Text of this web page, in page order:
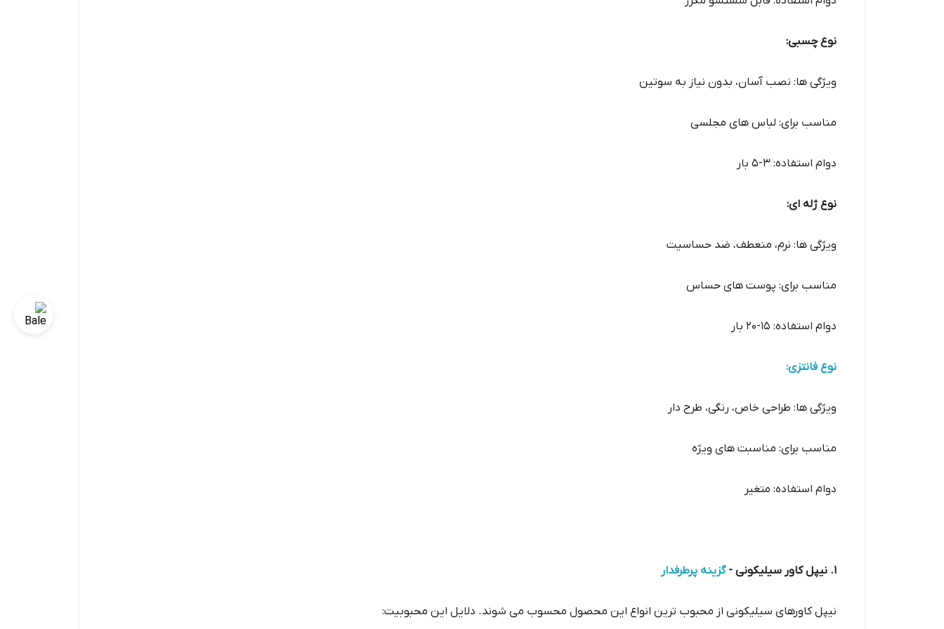
نوع چسبی:
ویژگی ها: نصب آسان، بدون نیاز به سوتین
مناسب برای: لباس های مجلسی
دوام استفاده: 3-5 بار
نوع ژله ای:
ویژگی ها: نرم، منعطف، ضد حساسیت
مناسب برای: پوست های حساس
دوام استفاده: 15-20 بار
نوع فانتزی:
ویژگی ها: طراحی خاص، رنگی، طرح دار
مناسب برای: مناسبت های ویژه
دوام استفاده: متغیر
1. نیپل کاور سیلیکونی - گزینه پرطرفدار
نیپل کاورهای سیلیکونی از محبوب ترین انواع این محصول محسوب می شوند. دلایل این محبوبیت: